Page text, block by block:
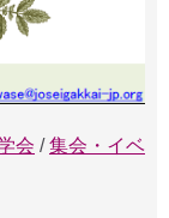
会 /集会・イベ